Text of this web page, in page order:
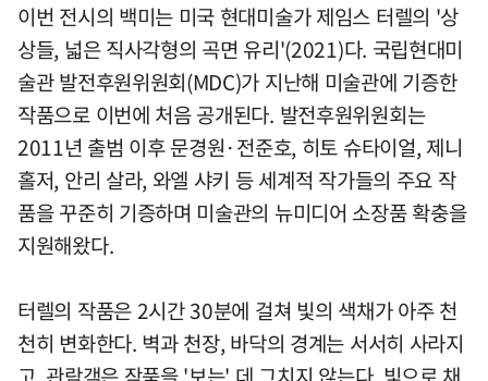
이번 전시의 백미는 미국 현대미술가 제임스 터렐의 '상
상들, 넓은 직사각형의 곡면 유리'(2021)다. 국립현대미
술관 발전후원위원회(MDC)가 지난해 미술관에 기증한
작품으로 이번에 처음 공개된다. 발전후원위원회는
2011년 출범 이후 문경원·전준호, 히토 슈타이얼, 제니
홀저, 안리 살라, 와엘 샤키 등 세계적 작가들의 주요 작
품을 꾸준히 기증하며 미술관의 뉴미디어 소장품 확충을
지원해왔다.
터렐의 작품은 2시간 30분에 걸쳐 빛의 색채가 아주 천
천히 변화한다. 벽과 천장, 바닥의 경계는 서서히 사라지